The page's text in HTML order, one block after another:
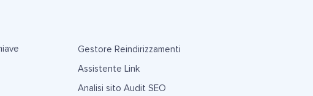
Gestore Reindirizzamenti
Assistente Link
Analisi sito Audit SEO